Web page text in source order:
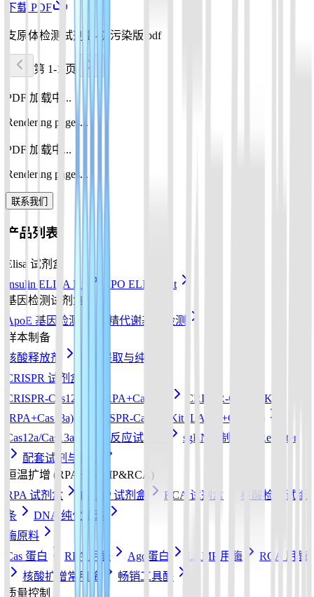
下载 PDF
支原体检测试剂盒-防污染版.pdf
第 1-1 页
PDF 加载中...
Rendering pages...
PDF 加载中...
Rendering pages...
联系我们
产品列表
Elisa 试剂盒
Insulin ELISA Kit
EPO ELISA Kit
基因检测试剂盒
ApoE 基因检测
酒精代谢基因检测
样本制备
核酸释放剂
核酸提取与纯化
CRISPR 试剂盒
CRISPR-Cas12a Kit (RPA+Cas12a)
CRISPR-Cas13a Kit
(RPA+Cas13a)
CRISPR-Cas12b Kit (LAMP+Cas12b)
Cas12a/Cas13a/Cas14a反应试剂盒
sgRNA 制备
Reporter
配套试剂与耗材
恒温扩增 (RPA&LAMP&RCA)
RPA 试剂盒
LAMP 试剂盒 RCA 试剂盒
核酸检测试纸
条
DNA 纯化磁珠
酶原料
Cas 蛋白
RPA 用酶 Ago蛋白 LAMP 用酶
RCA 用酶
核酸扩增常用酶
畅销工具酶
质量控制